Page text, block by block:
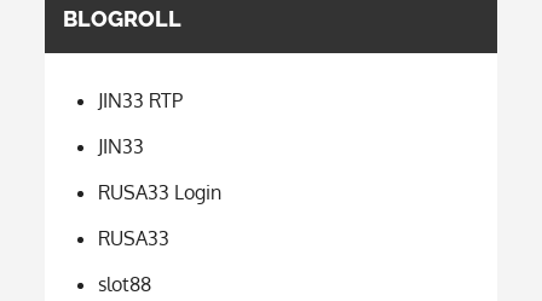
BLOGROLL
JIN33 RTP
JIN33
RUSA33 Login
RUSA33
slot88